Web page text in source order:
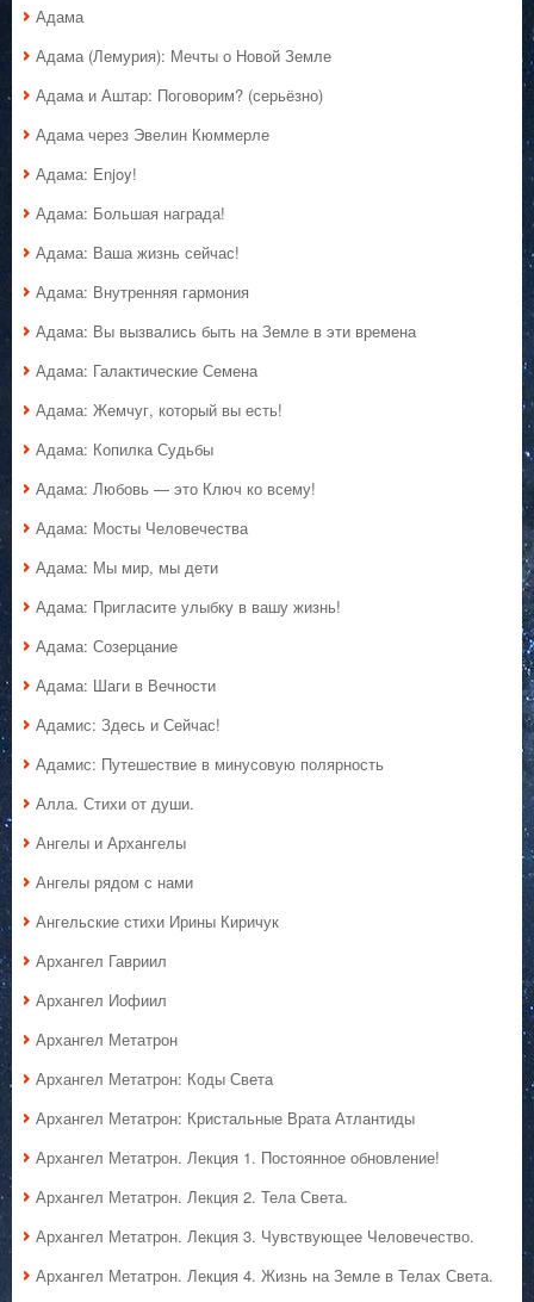
Адама
Адама (Лемурия): Мечты о Новой Земле
Адама и Аштар: Поговорим? (серьёзно)
Адама через Эвелин Кюммерле
Адама: Enjoy!
Адама: Большая награда!
Адама: Ваша жизнь сейчас!
Адама: Внутренняя гармония
Адама: Вы вызвались быть на Земле в эти времена
Адама: Галактические Семена
Адама: Жемчуг, который вы есть!
Адама: Копилка Судьбы
Адама: Любовь — это Ключ ко всему!
Адама: Мосты Человечества
Адама: Мы мир, мы дети
Адама: Пригласите улыбку в вашу жизнь!
Адама: Созерцание
Адама: Шаги в Вечности
Адамис: Здесь и Сейчас!
Адамис: Путешествие в минусовую полярность
Алла. Стихи от души.
Ангелы и Архангелы
Ангелы рядом с нами
Ангельские стихи Ирины Киричук
Архангел Гавриил
Архангел Иофиил
Архангел Метатрон
Архангел Метатрон: Коды Света
Архангел Метатрон: Кристальные Врата Атлантиды
Архангел Метатрон. Лекция 1. Постоянное обновление!
Архангел Метатрон. Лекция 2. Тела Света.
Архангел Метатрон. Лекция 3. Чувствующее Человечество.
Архангел Метатрон. Лекция 4. Жизнь на Земле в Телах Света.